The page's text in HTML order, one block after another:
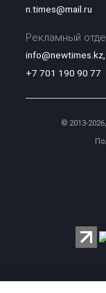
n.times@mail.ru
Рекламный
info@newtimes.kz,
+7 701 190 90 77
© 2013-